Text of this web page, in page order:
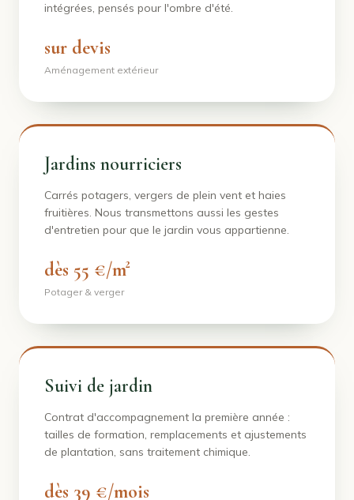
intégrées, pensés pour l'ombre d'été.
sur devis
Aménagement extérieur
Jardins nourriciers
Carrés potagers, vergers de plein vent et haies
fruitières. Nous transmettons aussi les gestes
d'entretien pour que le jardin vous appartienne.
dès 55 €/m²
Potager & verger
Suivi de jardin
Contrat d'accompagnement la première année :
tailles de formation, remplacements et ajustements
de plantation, sans traitement chimique.
dès 39 €/mois